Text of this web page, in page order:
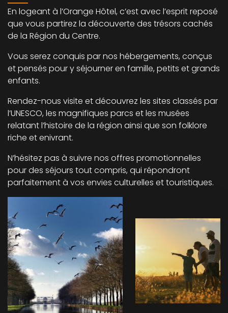
En logeant à l’Orange Hôtel, c’est avec l’esprit reposé
que vous partirez la découverte des trésors cachés
de la Région du Centre.
Vous serez conquis par nos hébergements, conçus
et pensés pour y séjourner en famille, petits et grands
enfants.
Rendez-nous visite et découvrez les sites classés par
l’UNESCO, les magnifiques parcs et les musées
relatant l’histoire de la région ainsi que son folklore
riche et enivrant.
N’hésitez pas à suivre nos offres promotionnelles
pour des séjours tout compris, qui répondront
parfaitement à vos envies culturelles et touristiques.